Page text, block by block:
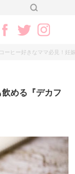
コーヒー好きなママ必見！妊
める『デカフ